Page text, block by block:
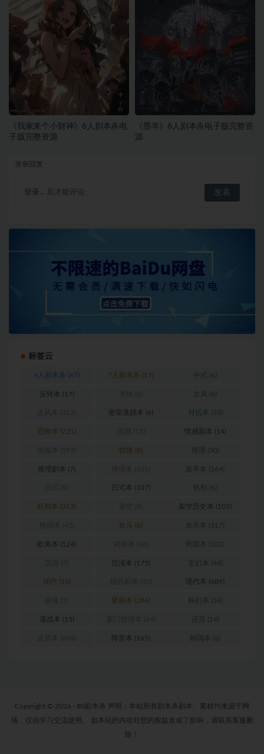
《我家来个小财神》6人剧本杀电
子版完整资源
《墨羊》6人剧本杀电子版完整资
源
登录... 后才能评论
标签云
6人剧本杀 (67) 7人剧本杀 (17) 中式 (6)
反转本 (17) 古风 (6)
密室逃脱本 (6) 对抗本 (33)
恐怖本 (221) 情感剧本 (14)
惊悚 (8) 推理 (30)
推理剧本 (7) 新手本 (164)
日式本 (107) 机制 (6)
机制本 (313) 架空历史本 (102)
欢乐 (8) 欢乐本 (317)
欧美本 (124) 民国本 (103)
沉浸本 (175) 玄幻本 (44)
现代 (16) 现代本 (689)
硬核本 (286) 科幻本 (34)
谍战本 (15) 还原 (14)
阵营本 (165) 韩国本 (6)
Copyright © 2026 · 80剧本杀 声明：本站所有剧本杀剧本、素材均来源于网
络，仅供学习交流使用。 如本站的内容对您的权益造成了影响，请联系客服删
除！